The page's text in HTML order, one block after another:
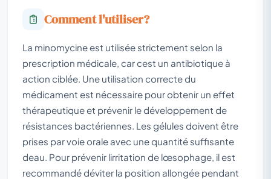
Comment l'utiliser?
La minomycine est utilisée strictement selon la
prescription médicale, car cest un antibiotique à
action ciblée. Une utilisation correcte du
médicament est nécessaire pour obtenir un effet
thérapeutique et prévenir le développement de
résistances bactériennes. Les gélules doivent être
prises par voie orale avec une quantité suffisante
deau. Pour prévenir lirritation de lœsophage, il est
recommandé déviter la position allongée pendant